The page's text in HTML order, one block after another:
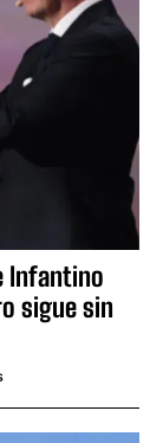
Infantino
sigue sin